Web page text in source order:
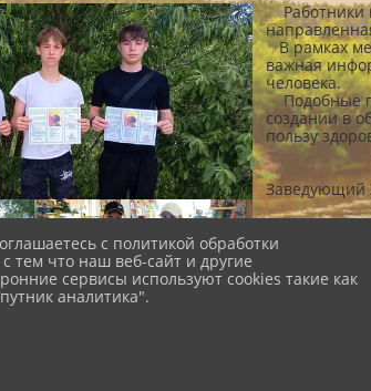
Работники
В рамках
важная
человека.
Подобные
создании в
пользу
Заведующий
с политикой обработки
тем что наш веб-сайт и другие
сервисы используют cookies такие как
аналитика".